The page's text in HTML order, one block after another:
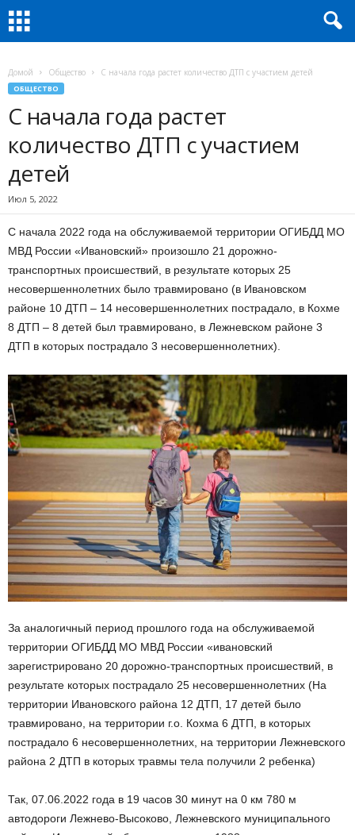
Домой Общество С начала года растет количество ДТП с участием детей
ОБЩЕСТВО
С начала года растет
количество ДТП с участием
детей
Июл 5, 2022
С начала 2022 года на обслуживаемой территории ОГИБДД МО
МВД России «Ивановский» произошло 21 дорожно-
транспортных происшествий, в результате которых 25
несовершеннолетних было травмировано (в Ивановском
районе 10 ДТП – 14 несовершеннолетних пострадало, в Кохме
8 ДТП – 8 детей был травмировано, в Лежневском районе 3
ДТП в которых пострадало 3 несовершеннолетних).
За аналогичный период прошлого года на обслуживаемой
территории ОГИБДД МО МВД России «ивановский
зарегистрировано 20 дорожно-транспортных происшествий, в
результате которых пострадало 25 несовершеннолетних (На
территории Ивановского района 12 ДТП, 17 детей было
травмировано, на территории г.о. Кохма 6 ДТП, в которых
пострадало 6 несовершеннолетних, на территории Лежневского
района 2 ДТП в которых травмы тела получили 2 ребенка)
Так, 07.06.2022 года в 19 часов 30 минут на 0 км 780 м
автодороги Лежнево-Высоково, Лежневского муниципального